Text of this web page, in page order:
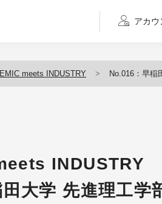
アカウ
meets INDUSTRY No.016：早稲田
INDUSTRY
大学 先進理工学